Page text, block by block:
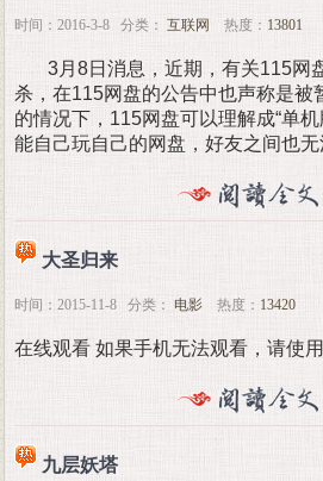
时间：2016-3-8 分类： 互联网 热度： 13801
3月8日消息，近期，有关115网
杀，在115网盘的公告中也声称是被
的情况下，115网盘可以理解成“单
能自己玩自己的网盘，好友之间也
大圣归来
时间：2015-11-8 分类： 电影 热度： 13420
在线观看 如果手机无法观看，请使
九层妖塔